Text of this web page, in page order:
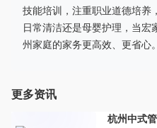
技能培训，注重职业道德培养
日常清洁还是母婴护理，当
州家庭的家务更高效、更省心。
更多资讯
杭州中式